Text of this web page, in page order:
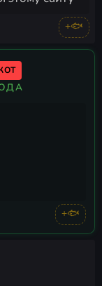
+🐟
+🐟